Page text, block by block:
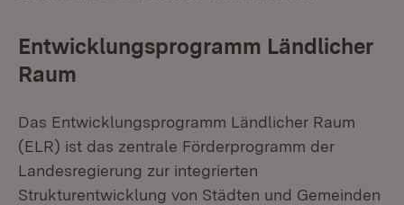
Entwicklungsprogramm Ländlicher
Raum
Das Entwicklungsprogramm Ländlicher Raum
(ELR) ist das zentrale Förderprogramm der
Landesregierung zur integrierten
Strukturentwicklung von Städten und Gemeinden